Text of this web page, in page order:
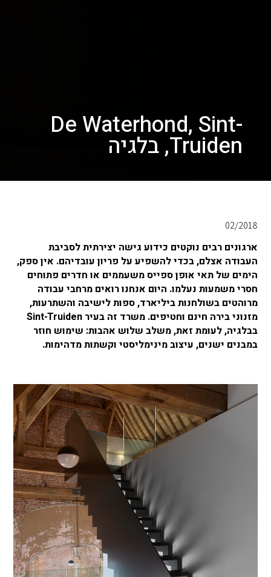
De Waterhond, Sint-
Truiden, בלגיה
02/2018
ארגונים רבים נוקטים כידוע גישה יצירתית לסביבת
העבודה אצלם, בכדי להשפיע על פריון עובדיהם. אין ספק,
הימים של תאי אופן ספייס משעממים או חדרים פתוחים
חסרי משמעות נעלמו. היום אנחנו רואים מרחבי עבודה
מרוהטים בשולחנות ביליארד, ספות לישיבה והשתרעות,
מזנוני בירה חינם וחטיפים.
משרד זה בעיר Sint-Truiden
בבלגיה, לעומת זאת, משלב שלוש אהבות: שימוש חוזר
במבנים ישנים, עיצוב מינימליסטי וקשתות מדהימות.